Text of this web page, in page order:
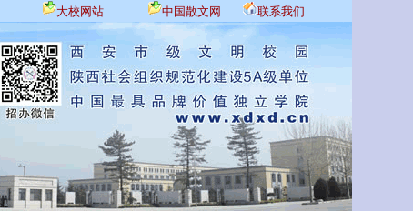
大校网站 中国散文网 联系我们